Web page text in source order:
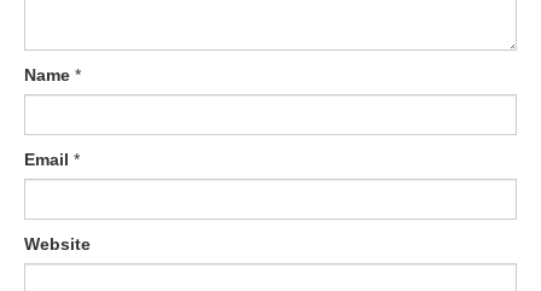
Name *
Email *
Website